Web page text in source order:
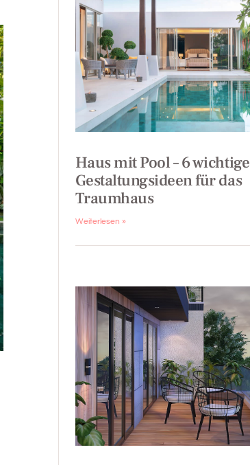
Haus mit Pool – 6 wichtige
Gestaltungsideen für das
Traumhaus
Weiterlesen »